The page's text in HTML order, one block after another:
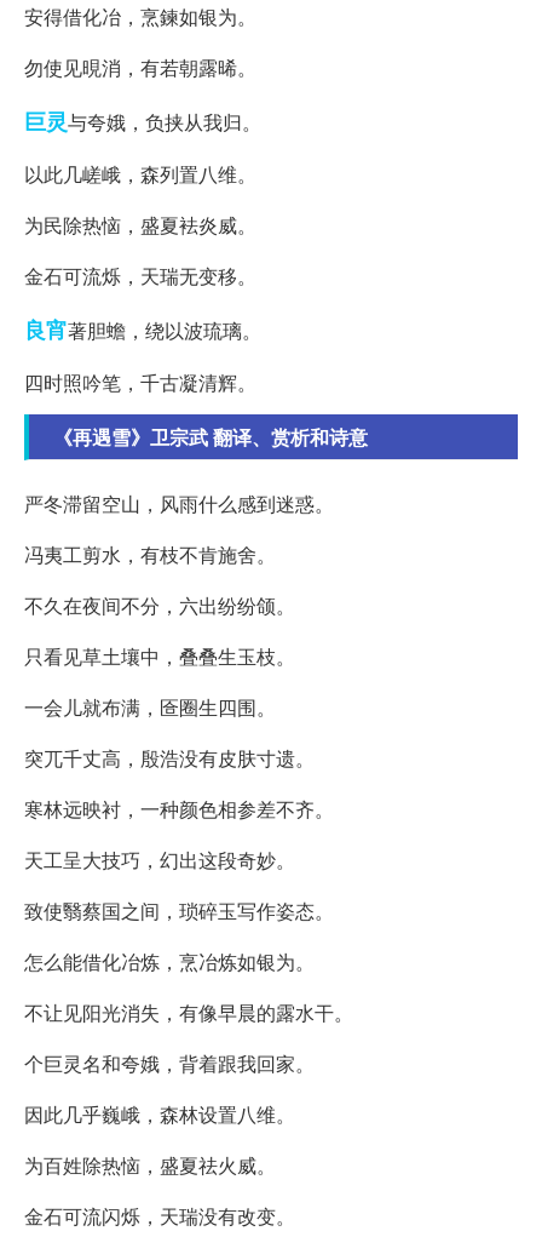
安得借化冶，烹鍊如银为。
勿使见晛消，有若朝露晞。
巨灵与夸娥，负挟从我归。
以此几嵯峨，森列置八维。
为民除热恼，盛夏袪炎威。
金石可流烁，天瑞无变移。
良宵著胆蟾，绕以波琉璃。
四时照吟笔，千古凝清辉。
《再遇雪》卫宗武 翻译、赏析和诗意
严冬滞留空山，风雨什么感到迷惑。
冯夷工剪水，有枝不肯施舍。
不久在夜间不分，六出纷纷颌。
只看见草土壤中，叠叠生玉枝。
一会儿就布满，匼圈生四围。
突兀千丈高，殷浩没有皮肤寸遗。
寒林远映衬，一种颜色相参差不齐。
天工呈大技巧，幻出这段奇妙。
致使翳蔡国之间，琐碎玉写作姿态。
怎么能借化冶炼，烹冶炼如银为。
不让见阳光消失，有像早晨的露水干。
个巨灵名和夸娥，背着跟我回家。
因此几乎巍峨，森林设置八维。
为百姓除热恼，盛夏祛火威。
金石可流闪烁，天瑞没有改变。